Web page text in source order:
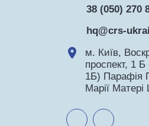
38 (050) 270
hq@crs-
м. Київ,
проспект, 1
1Б) Парафія
Марії Матері